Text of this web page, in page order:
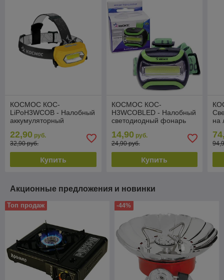
КОСМОС КОС-
LiPoH3WCOB - Налобный
аккумуляторный
22,90 руб.
32,90 руб.
Купить
КОСМОС КОС-
H3WCOBLED - Налобный
светодиодный фонарь
14,90руб.
24,90 руб.
Купить
на
Акционные предложения и новинки
Топ продаж -44%